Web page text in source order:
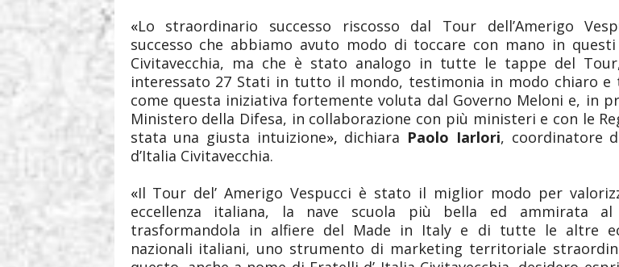
«Lo straordinario successo riscosso dal Tour dell’Amerigo
successo che abbiamo avuto modo di toccare con mano in
Civitavecchia, ma che è stato analogo in tutte le tappe del
interessato 27 Stati in tutto il mondo, testimonia in modo chiaro e
come questa iniziativa fortemente voluta dal Governo Meloni e, in
Ministero della Difesa, in collaborazione con più ministeri e con le
stata una giusta intuizione», dichiara Paolo Iarlori, coordinatore
d’Italia Civitavecchia.
«Il Tour del’ Amerigo Vespucci è stato il miglior modo per
eccellenza italiana, la nave scuola più bella ed ammirata al
trasformandola in alfiere del Made in Italy e di tutte le altre
nazionali italiani, uno strumento di marketing territoriale